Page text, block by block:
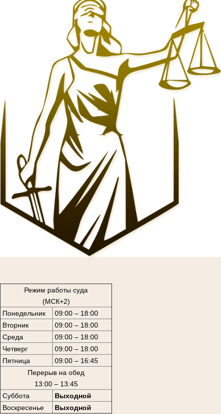
Режим работы суда
(МСК+2)
Понедельник
09:00 – 18:00
Вторник
09:00 – 18:00
Среда
09:00 – 18:00
Четверг
09:00 – 18:00
Пятница
09:00 – 16:45
Перерыв на обед
13:00 – 13:45
Суббота
Выходной
Воскресенье
Выходной